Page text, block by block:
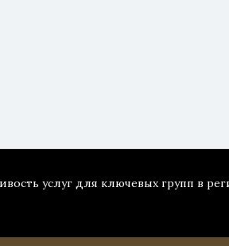
услуг для ключевых групп в